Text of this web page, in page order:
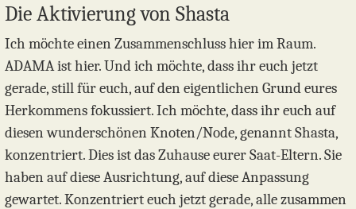
Die Aktivierung von Shasta
Ich möchte einen Zusammenschluss hier im Raum.
ADAMA ist hier. Und ich möchte, dass ihr euch jetzt
gerade, still für euch, auf den eigentlichen Grund eures
Herkommens fokussiert. Ich möchte, dass ihr euch auf
diesen wunderschönen Knoten/Node, genannt Shasta,
konzentriert. Dies ist das Zuhause eurer Saat-Eltern. Sie
haben auf diese Ausrichtung, auf diese Anpassung
gewartet. Konzentriert euch jetzt gerade, alle zusammen